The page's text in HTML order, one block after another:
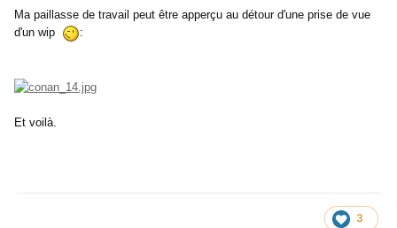
Ma paillasse de travail peut être apperçu au détour d'une prise de vue
d'un wip
:
Et voilà.
3